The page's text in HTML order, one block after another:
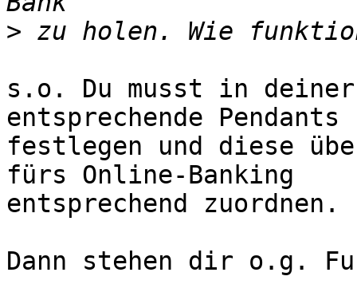
>
s.o. Du musst in
entsprechende Pendants
festlegen und diese
fürs Online-Banking
entsprechend zuordnen.
Dann stehen dir o.g.